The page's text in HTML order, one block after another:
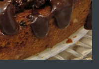
преди 1 година
стъпките на Ангел